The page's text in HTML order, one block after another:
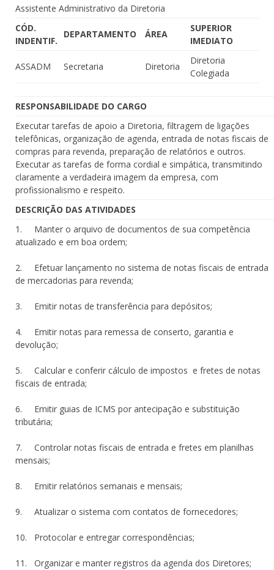
Assistente Administrativo da Diretoria
CÓD.
INDENTIF.
DEPARTAMENTO ÁREA
SUPERIOR
IMEDIATO
ASSADM Secretaria Diretoria
Diretoria
Colegiada
RESPONSABILIDADE DO CARGO
Executar tarefas de apoio a Diretoria, filtragem de ligações
telefônicas, organização de agenda, entrada de notas fiscais de
compras para revenda, preparação de relatórios e outros.
Executar as tarefas de forma cordial e simpática, transmitindo
claramente a verdadeira imagem da empresa, com
profissionalismo e respeito.
DESCRIÇÃO DAS ATIVIDADES
1. Manter o arquivo de documentos de sua competência
atualizado e em boa ordem;
2. Efetuar lançamento no sistema de notas fiscais de entrada
de mercadorias para revenda;
3. Emitir notas de transferência para depósitos;
4. Emitir notas para remessa de conserto, garantia e
devolução;
5. Calcular e conferir cálculo de impostos e fretes de notas
fiscais de entrada;
6. Emitir guias de ICMS por antecipação e substituição
tributária;
7. Controlar notas fiscais de entrada e fretes em planilhas
mensais;
8. Emitir relatórios semanais e mensais;
9. Atualizar o sistema com contatos de fornecedores;
10. Protocolar e entregar correspondências;
11. Organizar e manter registros da agenda dos Diretores;